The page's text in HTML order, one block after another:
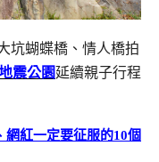
坑蝴蝶橋、情人橋拍
震公園延續親子行程
紅一定要征服的10個